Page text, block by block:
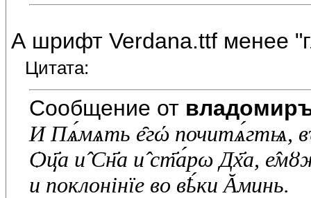
А шрифт Verdana.ttf менее
Цитата:
Сообщение от
И Пѧ́мѧть е̑гώ почитѧ́гтѩ,
Ѻц҃а и̂ Сн҃а и̂ ст҃а́рω Дх҃а,
и поклонiнïе во вҍ́ки Ᾰминь.